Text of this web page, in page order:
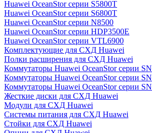
Huawei OceanStor серии S5800T
Huawei OceanStor серии S6800T
Huawei OceanStor серии N8500
Huawei OceanStor серии HDP3500E
Huawei OceanStor серии VTL6900
Комплектующие для СХД Huawei
Полки расширения для СХД Huawei
Коммутаторы Huawei OceanStor серии
Коммутаторы Huawei OceanStor серии
Коммутаторы Huawei OceanStor серии
Жесткие диски для СХД Huawei
Модули для СХД Huawei
Системы питания для СХД Huawei
Стойки для СХД Huawei